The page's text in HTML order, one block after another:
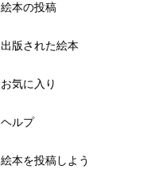
絵本の投稿
出版された絵本
お気に入り
ヘルプ
絵本を投稿しよう